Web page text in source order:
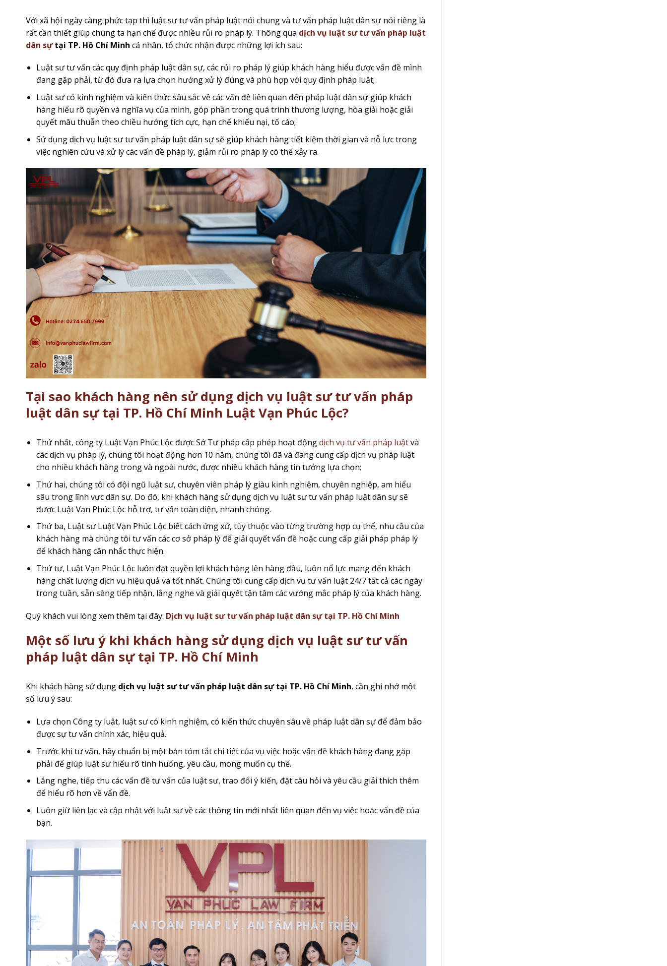
Với xã hội ngày càng phức tạp thì luật sư tư vấn pháp luật nói chung và tư vấn pháp luật dân sự nói riêng là
rất cần thiết giúp chúng ta hạn chế được nhiều rủi ro pháp lý. Thông qua dịch vụ luật sư tư vấn pháp luật
dân sựtại TP. Hồ Chí Minh cá nhân, tổ chức nhận được những lợi ích sau:
Luật sư tư vấn các quy định pháp luật dân sự, các rủi ro pháp lý giúp khách hàng hiểu được vấn đề mình
đang gặp phải, từ đó đưa ra lựa chọn hướng xử lý đúng và phù hợp với quy định pháp luật;
Luật sư có kinh nghiệm và kiến thức sâu sắc về các vấn đề liên quan đến pháp luật dân sự giúp khách
hàng hiểu rõ quyền và nghĩa vụ của mình, góp phần trong quá trình thương lượng, hòa giải hoặc giải
quyết mâu thuẫn theo chiều hướng tích cực, hạn chế khiếu nại, tố cáo;
Sử dụng dịch vụ luật sư tư vấn pháp luật dân sự sẽ giúp khách hàng tiết kiệm thời gian và nỗ lực trong
việc nghiên cứu và xử lý các vấn đề pháp lý, giảm rủi ro pháp lý có thể xảy ra.
Tại sao khách hàng nên sử dụng dịch vụ luật sư tư vấn pháp
luật dân sự tại TP. Hồ Chí Minh Luật Vạn Phúc Lộc?
Thứ nhất, công ty Luật Vạn Phúc Lộc được Sở Tư pháp cấp phép hoạt độngdịch vụ tư vấn pháp luậtvà
các dịch vụ pháp lý, chúng tôi hoạt động hơn 10 năm, chúng tôi đã và đang cung cấp dịch vụ pháp luật
cho nhiều khách hàng trong và ngoài nước, được nhiều khách hàng tin tưởng lựa chọn;
Thứ hai, chúng tôi có đội ngũ luật sư, chuyên viên pháp lý giàu kinh nghiệm, chuyên nghiệp, am hiểu
sâu trong lĩnh vực dân sự. Do đó, khi khách hàng sử dụng dịch vụ luật sư tư vấn pháp luật dân sự sẽ
được Luật Vạn Phúc Lộc hỗ trợ, tư vấn toàn diện, nhanh chóng.
Thứ ba, Luật sư Luật Vạn Phúc Lộc biết cách ứng xử, tùy thuộc vào từng trường hợp cụ thể, nhu cầu của
khách hàng mà chúng tôi tư vấn các cơ sở pháp lý để giải quyết vấn đề hoặc cung cấp giải pháp pháp lý
để khách hàng cân nhắc thực hiện.
Thứ tư, Luật Vạn Phúc Lộc luôn đặt quyền lợi khách hàng lên hàng đầu, luôn nổ lực mang đến khách
hàng chất lượng dịch vụ hiệu quả và tốt nhất. Chúng tôi cung cấp dịch vụ tư vấn luật 24/7 tất cả các ngày
trong tuần, sẵn sàng tiếp nhận, lắng nghe và giải quyết tận tâm các vướng mắc pháp lý của khách hàng.
Quý khách vui lòng xem thêm tại đây: Dịch vụ luật sư tư vấn pháp luật dân sự tại TP. Hồ Chí Minh
Một số lưu ý khi khách hàng sử dụng dịch vụ luật sư tư vấn
pháp luật dân sự tại TP. Hồ Chí Minh
Khi khách hàng sử dụng dịch vụ luật sư tư vấn pháp luật dân sự tại TP. Hồ Chí Minh, cần ghi nhớ một
số lưu ý sau:
Lựa chọn Công ty luật, luật sư có kinh nghiệm, có kiến thức chuyên sâu về pháp luật dân sự để đảm bảo
được sự tư vấn chính xác, hiệu quả.
Trước khi tư vấn, hãy chuẩn bị một bản tóm tắt chi tiết của vụ việc hoặc vấn đề khách hàng đang gặp
phải để giúp luật sư hiểu rõ tình huống, yêu cầu, mong muốn cụ thể.
Lắng nghe, tiếp thu các vấn đề tư vấn của luật sư, trao đổi ý kiến, đặt câu hỏi và yêu cầu giải thích thêm
để hiểu rõ hơn về vấn đề.
Luôn giữ liên lạc và cập nhật với luật sư về các thông tin mới nhất liên quan đến vụ việc hoặc vấn đề của
bạn.